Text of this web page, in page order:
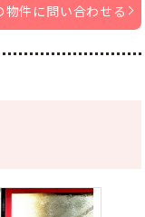
物件に問い合わせる